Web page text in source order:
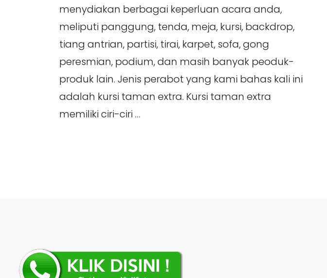
menydiakan berbagai keperluan acara anda,
meliputi panggung, tenda, meja, kursi, backdrop,
tiang antrian, partisi, tirai, karpet, sofa, gong
peresmian, podium, dan masih banyak peoduk-
produk lain. Jenis perabot yang kami bahas kali ini
adalah kursi taman extra. Kursi taman extra
memiliki ciri-ciri …